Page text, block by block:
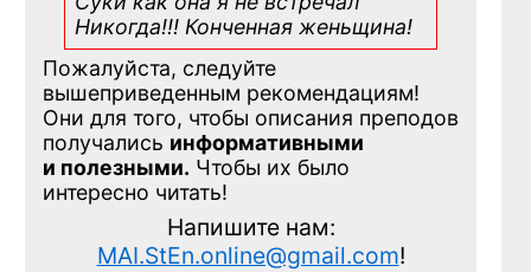
Никогда!!! Конченная женьщина!
Пожалуйста, следуйте
вышеприведенным рекомендациям!
Они для того, чтобы описания преподов
получались информативными
и полезными. Чтобы их было
интересно читать!
Напишите нам:
MAI.StEn.online@gmail.com!